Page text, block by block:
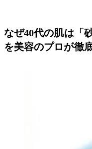
なぜ40代の肌は「
を美容のプロが徹